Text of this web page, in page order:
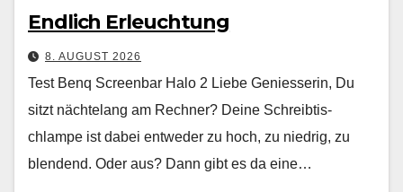
Endlich Erleuchtung
8. AUGUST 2026
Test Benq Screenbar Halo 2 Liebe Geniesserin, Du
sitzt nächte­lang am Rech­n­er? Deine Schreibtis­
chlampe ist dabei entwed­er zu hoch, zu niedrig, zu
blendend. Oder aus? Dann gibt es da eine…